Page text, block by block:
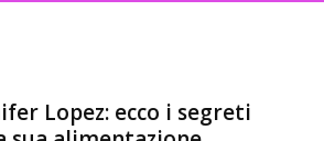
Lopez: ecco i segreti